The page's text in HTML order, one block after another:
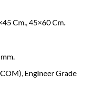
Cm., 45×60 Cm.
Engineer Grade